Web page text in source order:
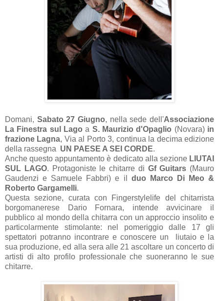
Domani, Sabato 27 Giugno, nella sede dell'Associazione
La Finestra sul Lagoa S. Maurizio d'Opaglio (Novara) in
frazione Lagna, Via al Porto 3, continua la decima edizione
della rassegna UN PAESE A SEI CORDE.
Anche questo appuntamento è dedicato alla sezione LIUTAI
SUL LAGO. Protagoniste le chitarre di Gf Guitars (Mauro
Gaudenzi e Samuele Fabbri) e il duo Marco Di Meo &
Roberto Gargamelli.
Questa sezione, curata con Fingerstylelife del chitarrista
borgomanerese Dario Fornara, intende avvicinare il
pubblico al mondo della chitarra con un approccio insolito e
particolarmente stimolante: nel pomeriggio dalle 17 gli
spettatori potranno incontrare e conoscere un liutaio e la
sua produzione, ed alla sera alle 21 ascoltare un concerto di
artisti di alto profilo professionale che suoneranno le sue
chitarre.